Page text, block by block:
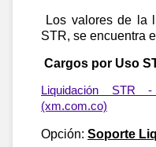
Los valores de la
STR, se encuentra
Cargos por Uso
Liquidación STR
(xm.com.co)
Opción: Soporte